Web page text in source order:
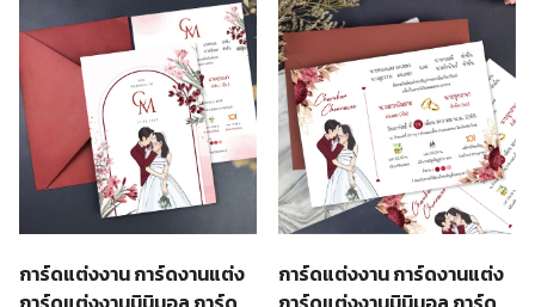
การ์ดแต่งงาน การ์ดงานแต่ง
การ์ดแต่งงาน การ์ดงานแต่ง